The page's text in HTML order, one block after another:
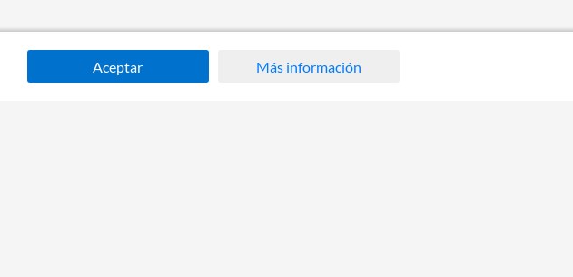
Aceptar Más información